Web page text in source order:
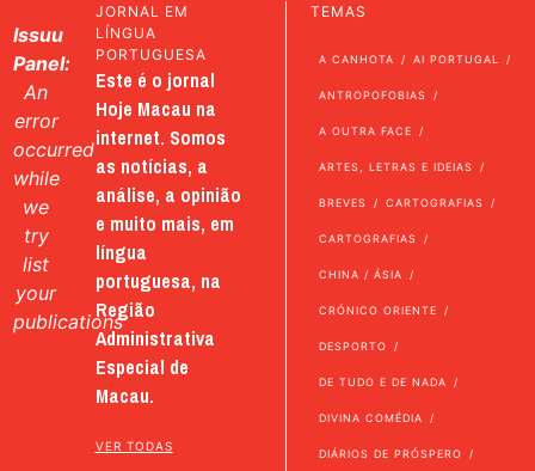
Issuu
Panel:
An
error
occurred
while
we
try
list
your
publications
JORNAL EM
LÍNGUA
PORTUGUESA
Este é o jornal
Hoje Macau na
internet. Somos
as notícias, a
análise, a opinião
e muito mais, em
língua
portuguesa, na
Região
Administrativa
Especial de
Macau.
VER TODAS
TEMAS
A CANHOTA AI PORTUGAL
ANTROPOFOBIAS
A OUTRA FACE
ARTES, LETRAS E IDEIAS
BREVES CARTOGRAFIAS
CARTOGRAFIAS
CHINA / ÁSIA
CRÓNICO ORIENTE
DESPORTO
DE TUDO E DE NADA
DIVINA COMÉDIA
DIÁRIOS DE PRÓSPERO